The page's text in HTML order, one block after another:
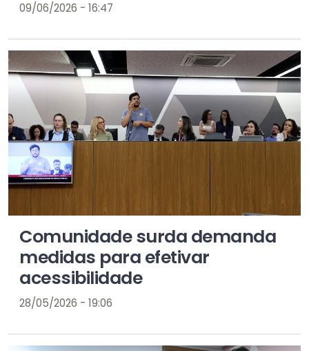
09/06/2026 - 16:47
Comunidade surda demanda
medidas para efetivar
acessibilidade
28/05/2026 - 19:06